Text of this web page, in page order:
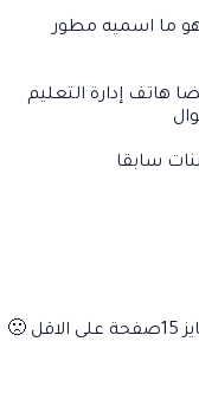
ما اسميه مطور
هاتف إدارة التعليم
سابقا
🙁